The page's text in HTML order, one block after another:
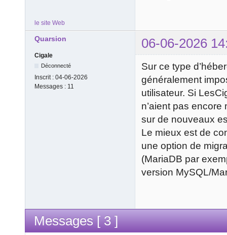
le site Web
Quarsion 06-06-2026
Cigale
Déconnecté
Inscrit : 04-06-2026
Messages : 11
Sur ce type
généralement
utilisateur. Si
n’aient pas
sur de nouveaux
Le mieux est de
une option de
(MariaDB par
version MySQL/
Messages [ 3 ]